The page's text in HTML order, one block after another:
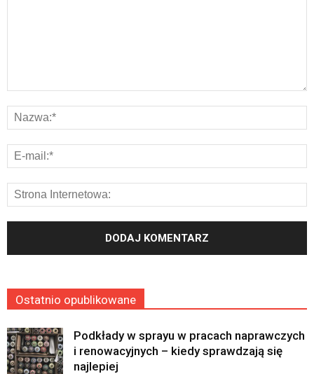
Ostatnio opublikowane
Podkłady w sprayu w pracach naprawczych
i renowacyjnych – kiedy sprawdzają się
najlepiej